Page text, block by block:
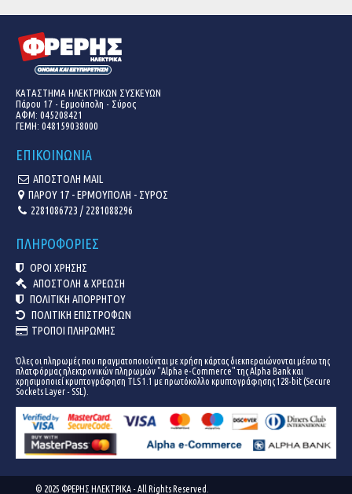
ΚΑΤΑΣΤΗΜΑ ΗΛΕΚΤΡΙΚΩΝ ΣΥΣΚΕΥΩΝ
Πάρου 17 - Ερμούπολη - Σύρος
ΑΦΜ: 045208421
ΓΕΜΗ: 048159038000
ΕΠΙΚΟΙΝΩΝΙΑ
ΑΠΟΣΤΟΛΗ MAIL
ΠΑΡΟΥ 17 - ΕΡΜΟΥΠΟΛΗ - ΣΥΡΟΣ
2281086723 / 2281088296
ΠΛΗΡΟΦΟΡΙΕΣ
ΟΡΟΙ ΧΡΗΣΗΣ
ΑΠΟΣΤΟΛΗ & ΧΡΕΩΣΗ
ΠΟΛΙΤΙΚΗ ΑΠΟΡΡΗΤΟΥ
ΠΟΛΙΤΙΚΗ ΕΠΙΣΤΡΟΦΩΝ
ΤΡΟΠΟΙ ΠΛΗΡΩΜΗΣ
Όλες οι πληρωμές που πραγματοποιούνται με χρήση κάρτας διεκπεραιώνονται μέσω της
πλατφόρμας ηλεκτρονικών πληρωμών "Alpha e-Commerce" της Alpha Bank και
χρησιμοποιεί κρυπτογράφηση TLS 1.1 με πρωτόκολλο κρυπτογράφησης 128-bit (Secure
Sockets Layer - SSL).
© 2025 ΦΡΕΡΗΣ ΗΛΕΚΤΡΙΚΑ - All Rights Reserved.